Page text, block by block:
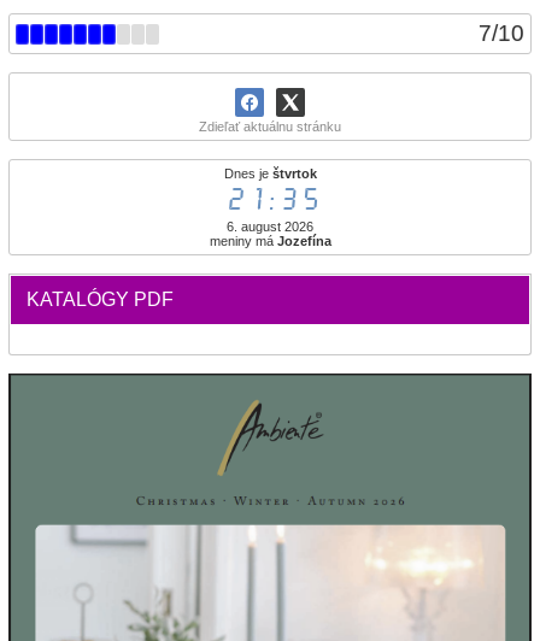
7/10
Zdieľať aktuálnu stránku
Dnes je štvrtok
21:35
6. august 2026
meniny má Jozefína
KATALÓGY PDF